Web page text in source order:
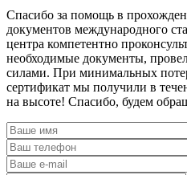
Спасибо за помощь в
документов международного
центра компетентно
необходимые документы,
силами. При минимальных
сертификат мы получили в
на высоте! Спасибо, будем